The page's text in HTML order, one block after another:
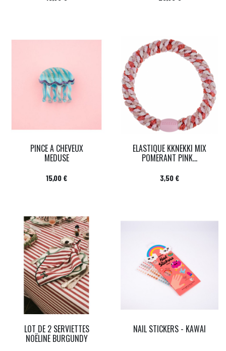
PINCE A CHEVEUX
MEDUSE
Prix
15,00 €
ELASTIQUE KKNEKKI MIX
POMERANT PINK...
Prix
3,50 €
LOT DE 2 SERVIETTES
NOËLINE BURGUNDY
NAIL STICKERS - KAWAI